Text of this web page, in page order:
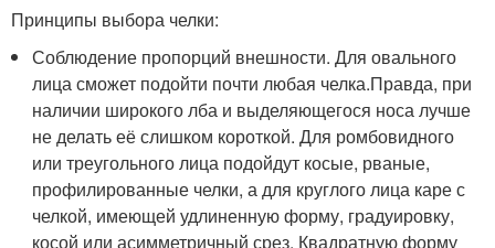
Принципы выбора челки:
Соблюдение пропорций внешности. Для овального
лица сможет подойти почти любая челка.Правда, при
наличии широкого лба и выделяющегося носа лучше
не делать её слишком короткой. Для ромбовидного
или треугольного лица подойдут косые, рваные,
профилированные челки, а для круглого лица каре с
челкой, имеющей удлиненную форму, градуировку,
косой или асимметричный срез. Квадратную форму